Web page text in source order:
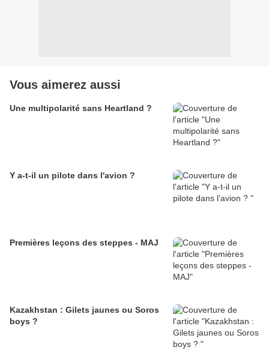
Vous aimerez aussi
Une multipolarité sans Heartland ?
Y a-t-il un pilote dans l'avion ?
Premières leçons des steppes - MAJ
Kazakhstan : Gilets jaunes ou Soros
boys ?